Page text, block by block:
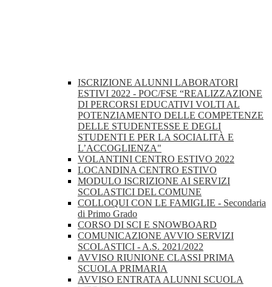
ISCRIZIONE ALUNNI LABORATORI
ESTIVI 2022 - POC/FSE “REALIZZAZIONE
DI PERCORSI EDUCATIVI VOLTI AL
POTENZIAMENTO DELLE COMPETENZE
DELLE STUDENTESSE E DEGLI
STUDENTI E PER LA SOCIALITÀ E
L’ACCOGLIENZA"
VOLANTINI CENTRO ESTIVO 2022
LOCANDINA CENTRO ESTIVO
MODULO ISCRIZIONE AI SERVIZI
SCOLASTICI DEL COMUNE
COLLOQUI CON LE FAMIGLIE - Secondaria
di Primo Grado
CORSO DI SCI E SNOWBOARD
COMUNICAZIONE AVVIO SERVIZI
SCOLASTICI - A.S. 2021/2022
AVVISO RIUNIONE CLASSI PRIMA
SCUOLA PRIMARIA
AVVISO ENTRATA ALUNNI SCUOLA